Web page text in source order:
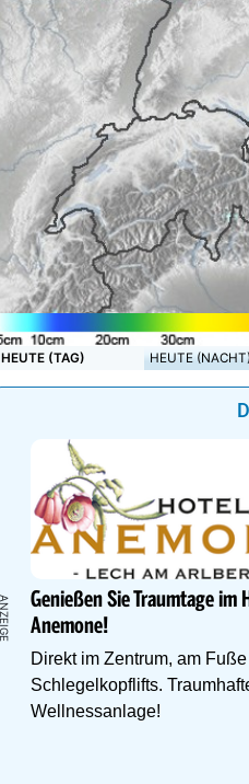
HEUTE (TAG) HEUTE
Genießen Sie Traumtage im
Anemone!
Direkt im Zentrum, am
Schlegelkopflifts.
Wellnessanlage!